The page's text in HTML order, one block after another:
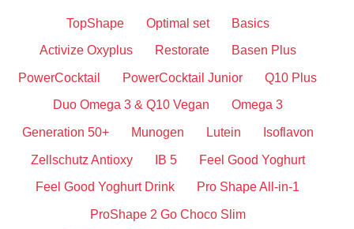
TopShape Optimal set Basics
Activize Oxyplus Restorate Basen Plus
PowerCocktail PowerCocktail Junior Q10 Plus
Duo Omega 3 & Q10 Vegan Omega 3
Generation 50+ Munogen Lutein Isoflavon
Zellschutz Antioxy IB 5 Feel Good Yoghurt
Feel Good Yoghurt Drink Pro Shape All-in-1
ProShape 2 Go Choco Slim